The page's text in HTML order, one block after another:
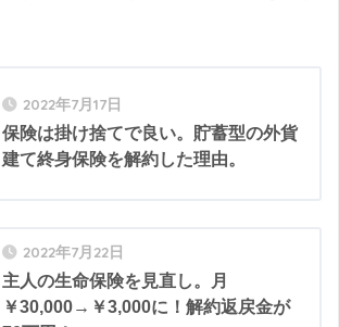
2022年7月17日
保険は掛け捨てで良い。貯蓄型の外貨
建て終身保険を解約した理由。
2022年7月22日
主人の生命保険を見直し。月
￥30,000→￥3,000に！解約返戻金が